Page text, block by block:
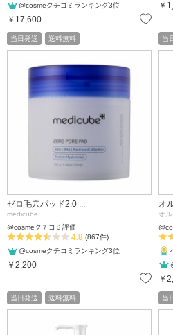
@cosmeクチコミランキング3位
￥17,600
￥
当日発送 送料無料
ゼロ毛穴パッド2.0 ...
medicube
@cosmeクチコミ評価
4.8 (867件)
@cosmeクチコミランキング3位
￥2,200
当
オ
オ
￥
当日発送 送料無料 当